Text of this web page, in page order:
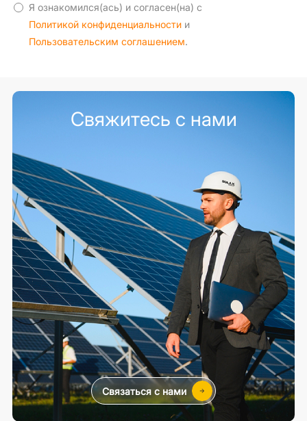
Я ознакомился(ась) и согласен(на) с
Политикой конфиденциальности и
Пользовательским соглашением.
Свяжитесь с нами
Связаться с нами